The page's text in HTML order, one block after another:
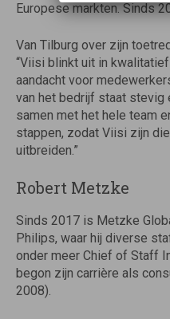
Europese markten. Sinds
Van Tilburg over zijn
“Viisi blinkt uit in
aandacht voor
van het bedrijf staat stevig
samen met het hele team
stappen, zodat Viisi zijn
uitbreiden.”
Robert Metzke
Sinds 2017 is Metzke
Philips, waar hij diverse
onder meer Chief of Staff
begon zijn carrière als
2008).